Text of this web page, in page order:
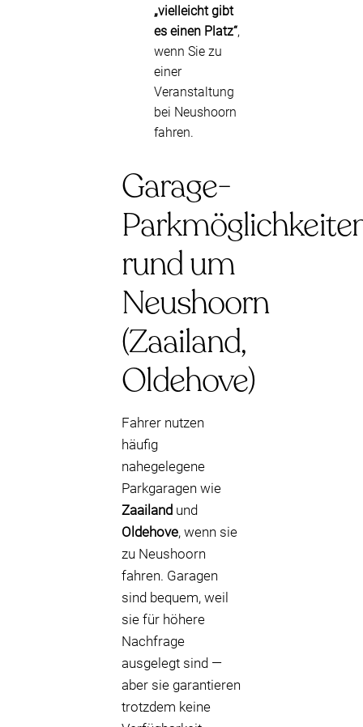
„vielleicht gibt
es einen Platz“,
wenn Sie zu
einer
Veranstaltung
bei Neushoorn
fahren.
Garage-
rund um
Neushoorn
(Zaailand,
Oldehove)
Fahrer nutzen
häufig
nahegelegene
Parkgaragen wie
Zaailand und
Oldehove, wenn sie
zu Neushoorn
fahren. Garagen
sind bequem, weil
sie für höhere
Nachfrage
ausgelegt sind —
aber sie garantieren
trotzdem keine